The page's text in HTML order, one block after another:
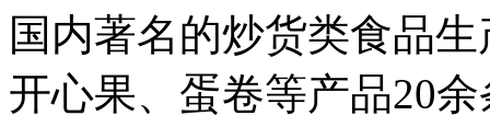
国内著名的炒货类食品
开心果、蛋卷等产品20